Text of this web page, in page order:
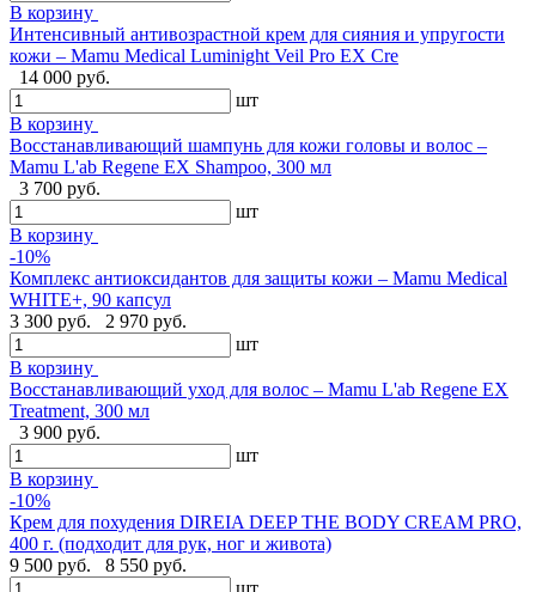
В корзину
Интенсивный антивозрастной крем для сияния и упругости
кожи – Mamu Medical Luminight Veil Pro EX Cre
14 000 руб.
шт
В корзину
Восстанавливающий шампунь для кожи головы и волос –
Mamu L'ab Regene EX Shampoo, 300 мл
3 700 руб.
шт
В корзину
-10%
Комплекс антиоксидантов для защиты кожи – Mamu Medical
WHITE+, 90 капсул
3 300 руб.
2 970 руб.
шт
В корзину
Восстанавливающий уход для волос – Mamu L'ab Regene EX
Treatment, 300 мл
3 900 руб.
шт
В корзину
-10%
Крем для похудения DIREIA DEEP THE BODY CREAM PRO,
400 г. (подходит для рук, ног и живота)
9 500 руб.
8 550 руб.
шт